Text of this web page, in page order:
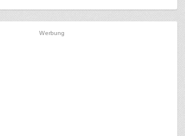
Werbung